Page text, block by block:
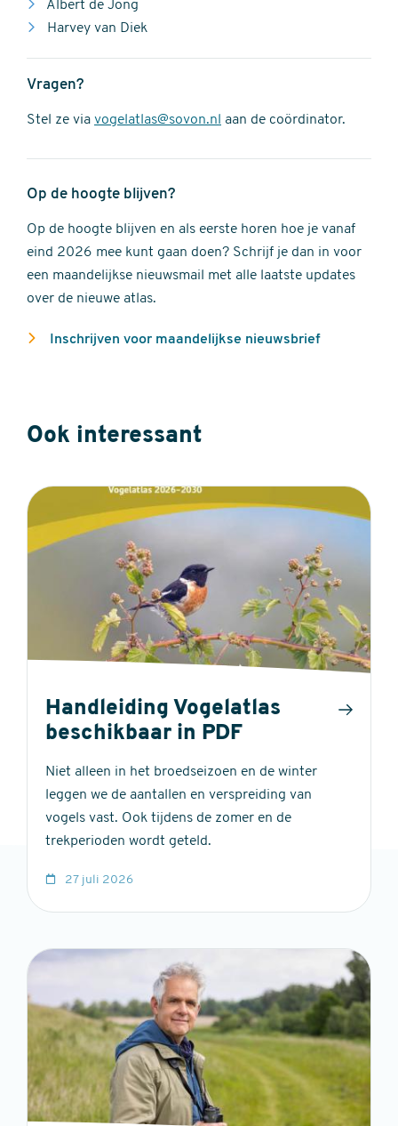
Albert de Jong
Harvey van Diek
Vragen?
Stel ze via vogelatlas@sovon.nl aan de coördinator.
Op de hoogte blijven?
Op de hoogte blijven en als eerste horen hoe je vanaf
eind 2026 mee kunt gaan doen? Schrijf je dan in voor
een maandelijkse nieuwsmail met alle laatste updates
over de nieuwe atlas.
Inschrijven voor maandelijkse nieuwsbrief
Ook interessant
Handleiding Vogelatlas
beschikbaar in PDF
Niet alleen in het broedseizoen en de winter
leggen we de aantallen en verspreiding van
vogels vast. Ook tijdens de zomer en de
trekperioden wordt geteld.
27 juli 2026